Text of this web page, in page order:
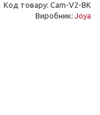
Код товару: Cam-V2-BK
Виробник: Joya